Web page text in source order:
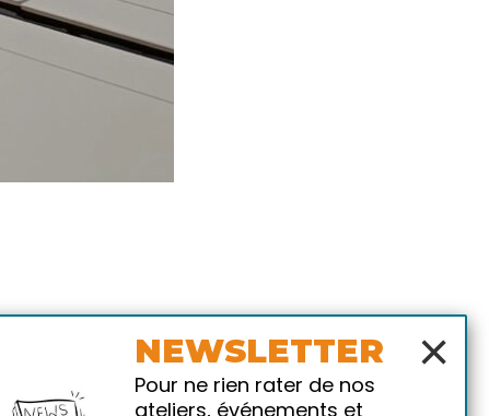
×
NEWSLETTER
Pour ne rien rater de nos
ateliers, événements et